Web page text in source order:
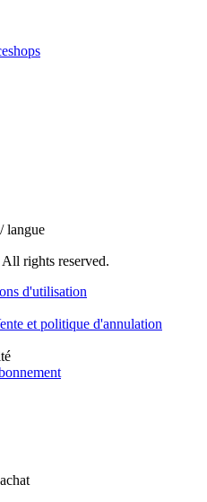
langue
All rights reserved.
d'utilisation
et politique d'annulation